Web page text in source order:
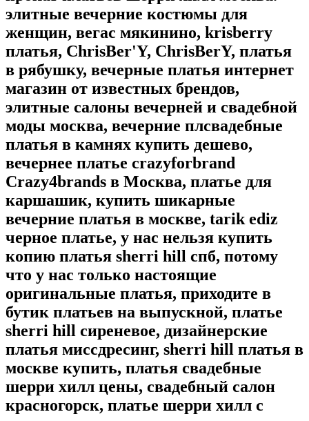
элитные вечерние костюмы для
женщин, вегас мякинино, krisberry
платья, ChrisBer'Y, ChrisBerY, платья
в рябушку, вечерные платья интернет
магазин от известных брендов,
элитные салоны вечерней и свадебной
моды москва, вечерние плсвадебные
платья в камнях купить дешево,
вечернее платье crazyforbrand
Crazy4brands в Москва, платье для
каршашик, купить шикарные
вечерние платья в москве, tarik ediz
черное платье, у нас нельзя купить
копию платья sherri hill спб, потому
что у нас только настоящие
оригинальные платья, приходите в
бутик платьев на выпускной, платье
sherri hill сиреневое, дизайнерские
платья миссдресинг, sherri hill платья в
москве купить, платья свадебные
шерри хилл цены, свадебный салон
красногорск, платье шерри хилл с